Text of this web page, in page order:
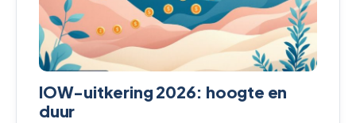
IOW-uitkering 2026: hoogte en
duur